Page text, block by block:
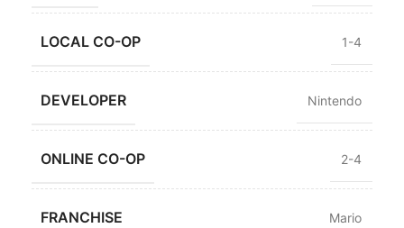
LOCAL CO-OP 1-4
DEVELOPER Nintendo
ONLINE CO-OP 2-4
FRANCHISE Mario